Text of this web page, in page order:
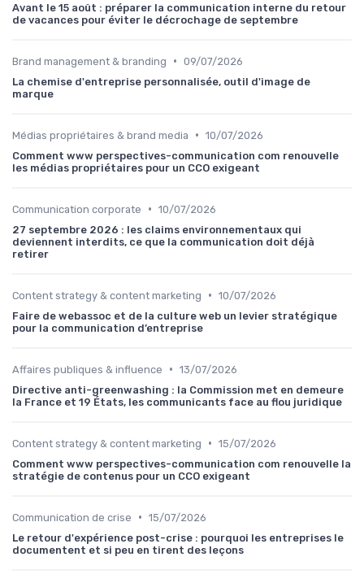
Avant le 15 août : préparer la communication interne du retour
de vacances pour éviter le décrochage de septembre
Brand management & branding • 09/07/2026
La chemise d'entreprise personnalisée, outil d'image de
marque
Médias propriétaires & brand media • 10/07/2026
Comment www perspectives-communication com renouvelle
les médias propriétaires pour un CCO exigeant
Communication corporate • 10/07/2026
27 septembre 2026 : les claims environnementaux qui
deviennent interdits, ce que la communication doit déjà
retirer
Content strategy & content marketing • 10/07/2026
Faire de webassoc et de la culture web un levier stratégique
pour la communication d’entreprise
Affaires publiques & influence • 13/07/2026
Directive anti-greenwashing : la Commission met en demeure
la France et 19 États, les communicants face au flou juridique
Content strategy & content marketing • 15/07/2026
Comment www perspectives-communication com renouvelle la
stratégie de contenus pour un CCO exigeant
Communication de crise • 15/07/2026
Le retour d'expérience post-crise : pourquoi les entreprises le
documentent et si peu en tirent des leçons